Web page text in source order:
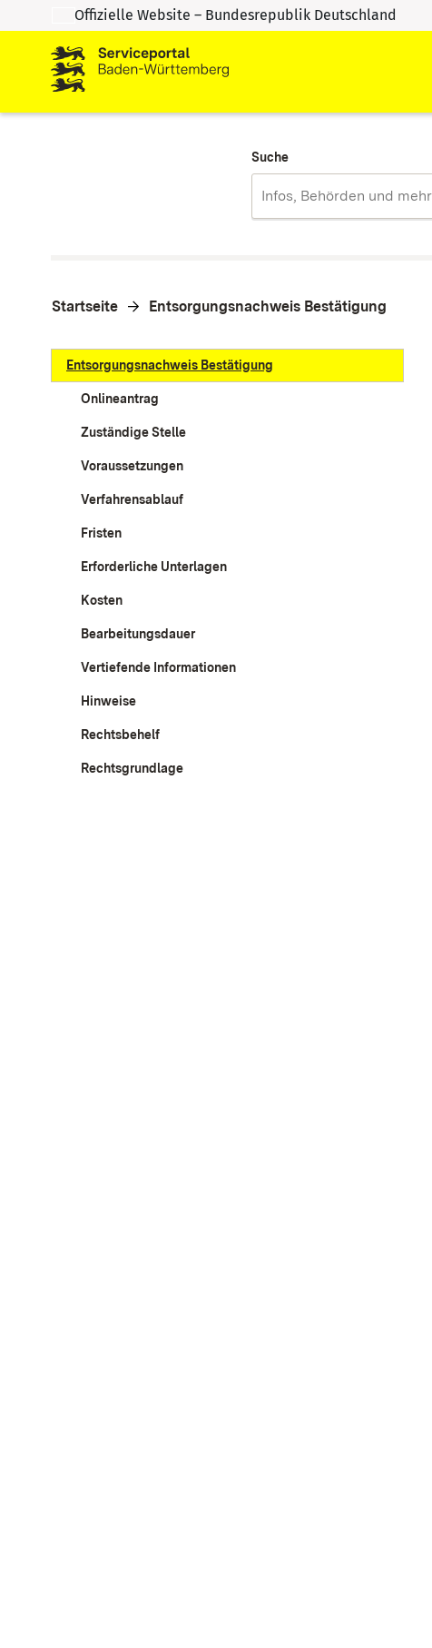
Zum Inhalt springen
Zur Suche springen
Offizielle Website – Bundesrepublik Deutschland
Suche
Startseite Entsorgungsnachweis Bestätigung
Entsorgungsnachweis Bestätigung
Onlineantrag
Zuständige Stelle
Voraussetzungen
Verfahrensablauf
Fristen
Erforderliche Unterlagen
Kosten
Bearbeitungsdauer
Vertiefende Informationen
Hinweise
Rechtsbehelf
Rechtsgrundlage